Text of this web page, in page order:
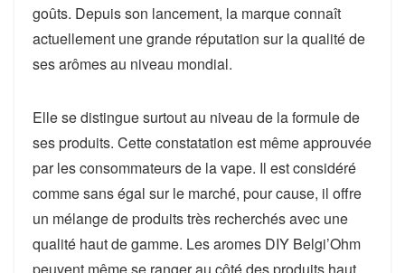
goûts. Depuis son lancement, la marque connaît
actuellement une grande réputation sur la qualité de
ses arômes au niveau mondial.
Elle se distingue surtout au niveau de la formule de
ses produits. Cette constatation est même approuvée
par les consommateurs de la vape. Il est considéré
comme sans égal sur le marché, pour cause, il offre
un mélange de produits très recherchés avec une
qualité haut de gamme. Les aromes DIY Belgi’Ohm